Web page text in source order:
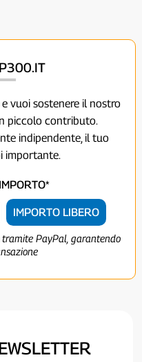
vuoi sostenere il nostro
piccolo contributo.
indipendente, il tuo
importante.
IMPORTO LIBERO
PayPal, garantendo